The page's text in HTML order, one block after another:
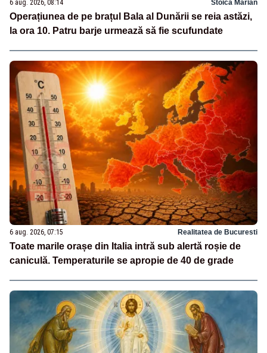
6 aug. 2026, 08:14 Stoica Marian
Operațiunea de pe brațul Bala al Dunării se reia astăzi,
la ora 10. Patru barje urmează să fie scufundate
6 aug. 2026, 07:15 Realitatea de Bucuresti
Toate marile orașe din Italia intră sub alertă roșie de
caniculă. Temperaturile se apropie de 40 de grade